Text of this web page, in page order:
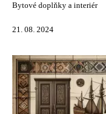
Bytové doplňky a interiér
21. 08. 2024